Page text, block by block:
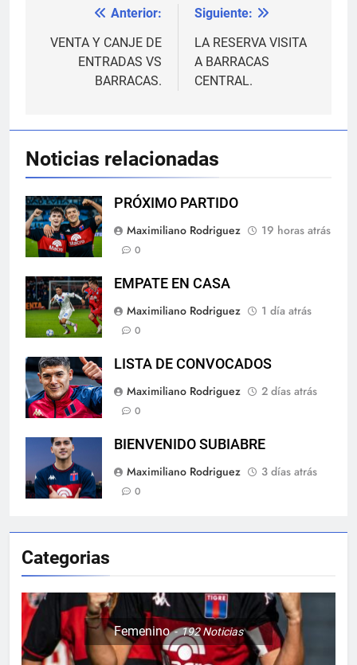
Navegación
de
entradas
Anterior:
VENTA Y CANJE DE
ENTRADAS VS
BARRACAS.
Siguiente:
LA RESERVA VISITA
A BARRACAS
CENTRAL.
Noticias relacionadas
PRÓXIMO PARTIDO
Maximiliano Rodriguez
19 horas atrás
0
EMPATE EN CASA
Maximiliano Rodriguez
1 día atrás
0
LISTA DE CONVOCADOS
Maximiliano Rodriguez
2 días atrás
0
BIENVENIDO SUBIABRE
Maximiliano Rodriguez
3 días atrás
0
Categorias
Femenino 192Noticias